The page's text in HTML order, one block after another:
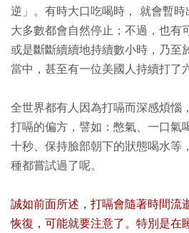
逆」。有時大口吃喝時， 就會暫
大多數都會自然停止；不過，也有
或是斷斷續續地持續數小時，乃至
當中，甚至有一位美國人持續打了
全世界都有人因為打嗝而深感煩惱
打嗝的偏方，譬如：憋氣、一口氣
十秒、保持臉部朝下的狀態喝水等
種都嘗試過了呢。
誠如前面所述，打嗝會隨著時間流
恢復，可能就要注意了。特別是在